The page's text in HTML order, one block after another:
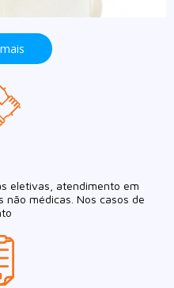
eletivas, atendimento em
médicas. Nos casos de